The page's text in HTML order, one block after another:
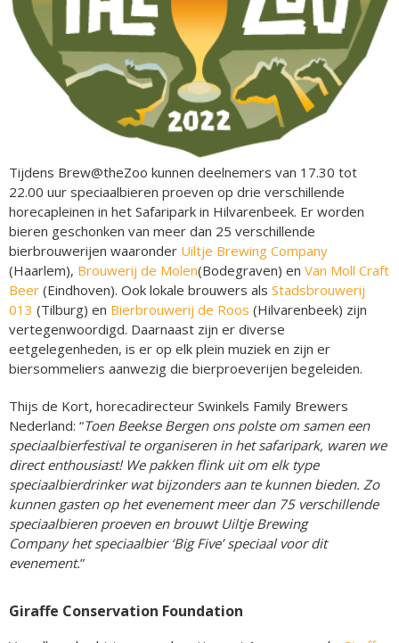
Tijdens Brew@theZoo kunnen deelnemers van 17.30 tot
22.00 uur speciaalbieren proeven op drie verschillende
horecapleinen in het Safaripark in Hilvarenbeek. Er worden
bieren geschonken van meer dan 25 verschillende
bierbrouwerijen waaronder Uiltje Brewing Company
(Haarlem), Brouwerij de Molen(Bodegraven) en Van Moll Craft
Beer (Eindhoven). Ook lokale brouwers als Stadsbrouwerij
013 (Tilburg) en Bierbrouwerij de Roos (Hilvarenbeek) zijn
vertegenwoordigd. Daarnaast zijn er diverse
eetgelegenheden, is er op elk plein muziek en zijn er
biersommeliers aanwezig die bierproeverijen begeleiden.
Thijs de Kort, horecadirecteur Swinkels Family Brewers
Nederland: “Toen Beekse Bergen ons polste om samen een
speciaalbierfestival te organiseren in het safaripark, waren we
direct enthousiast! We pakken flink uit om elk type
speciaalbierdrinker wat bijzonders aan te kunnen bieden. Zo
kunnen gasten op het evenement meer dan 75 verschillende
speciaalbieren proeven en brouwt Uiltje Brewing
Company het speciaalbier ‘Big Five’ speciaal voor dit
evenement.”
Giraffe Conservation Foundation